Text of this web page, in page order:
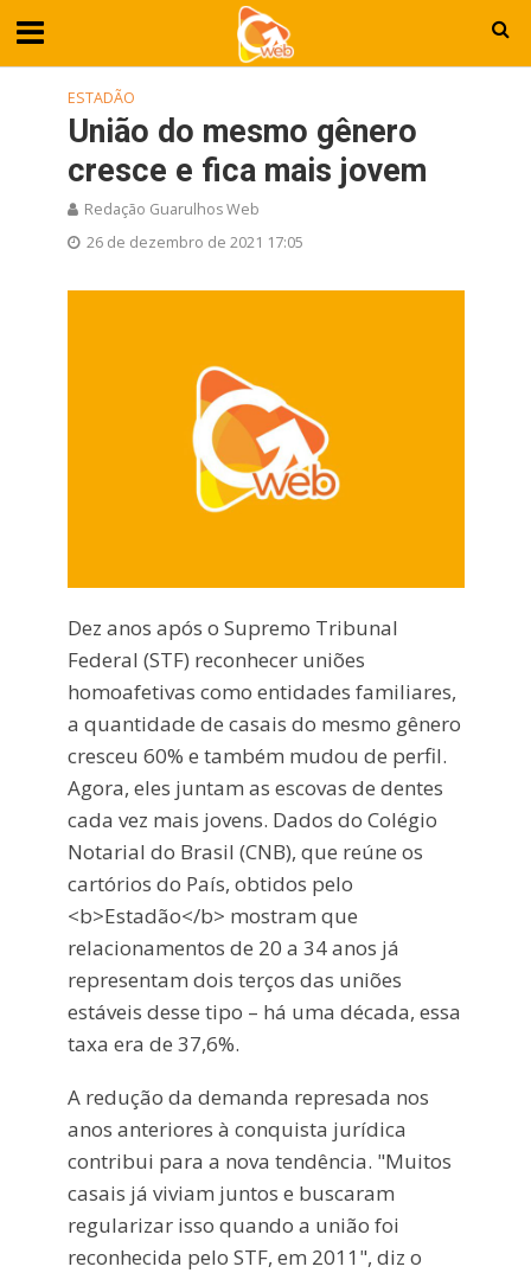
ESTADÃO
União do mesmo gênero
cresce e fica mais jovem
Redação Guarulhos Web
26 de dezembro de 2021 17:05
Dez anos após o Supremo Tribunal
Federal (STF) reconhecer uniões
homoafetivas como entidades familiares,
a quantidade de casais do mesmo gênero
cresceu 60% e também mudou de perfil.
Agora, eles juntam as escovas de dentes
cada vez mais jovens. Dados do Colégio
Notarial do Brasil (CNB), que reúne os
cartórios do País, obtidos pelo
<b>Estadão</b> mostram que
relacionamentos de 20 a 34 anos já
representam dois terços das uniões
estáveis desse tipo – há uma década, essa
taxa era de 37,6%.
A redução da demanda represada nos
anos anteriores à conquista jurídica
contribui para a nova tendência. "Muitos
casais já viviam juntos e buscaram
regularizar isso quando a união foi
reconhecida pelo STF, em 2011", diz o